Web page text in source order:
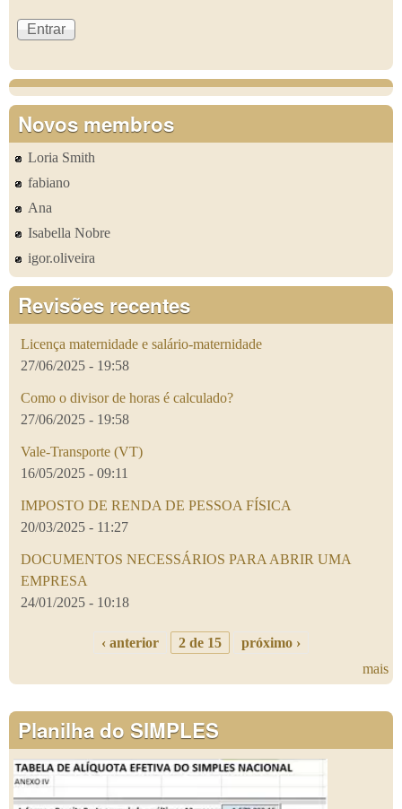
Novos membros
Loria Smith
fabiano
Ana
Isabella Nobre
igor.oliveira
Revisões recentes
Licença maternidade e salário-maternidade
27/06/2025 - 19:58
Como o divisor de horas é calculado?
27/06/2025 - 19:58
Vale-Transporte (VT)
16/05/2025 - 09:11
IMPOSTO DE RENDA DE PESSOA FÍSICA
20/03/2025 - 11:27
DOCUMENTOS NECESSÁRIOS PARA ABRIR UMA
EMPRESA
24/01/2025 - 10:18
‹ anterior 2 de 15
próximo ›
mais
Planilha do SIMPLES